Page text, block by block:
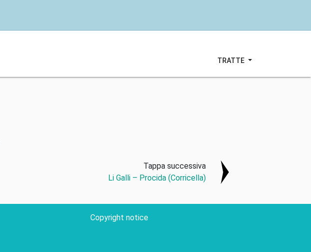
TRATTE
Tappa successiva
Li Galli – Procida (Corricella)
Copyright notice